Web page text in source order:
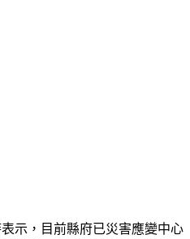
示，目前縣府已災害應變中心